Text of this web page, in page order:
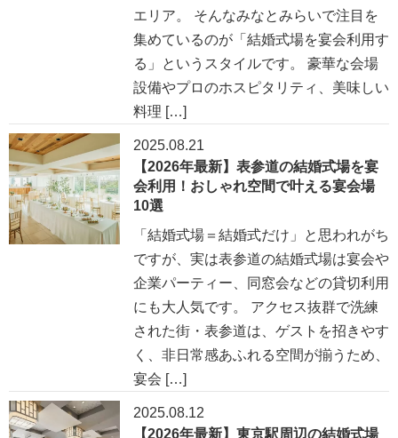
エリア。 そんなみなとみらいで注目を
集めているのが「結婚式場を宴会利用す
る」というスタイルです。 豪華な会場
設備やプロのホスピタリティ、美味しい
料理 […]
2025.08.21
【2026年最新】表参道の結婚式場を宴
会利用！おしゃれ空間で叶える宴会場
10選
「結婚式場＝結婚式だけ」と思われがち
ですが、実は表参道の結婚式場は宴会や
企業パーティー、同窓会などの貸切利用
にも大人気です。 アクセス抜群で洗練
された街・表参道は、ゲストを招きやす
く、非日常感あふれる空間が揃うため、
宴会 […]
2025.08.12
【2026年最新】東京駅周辺の結婚式場